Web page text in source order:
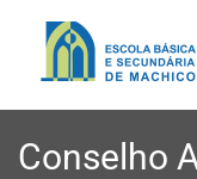
EBSM
Comunidade
Conselho